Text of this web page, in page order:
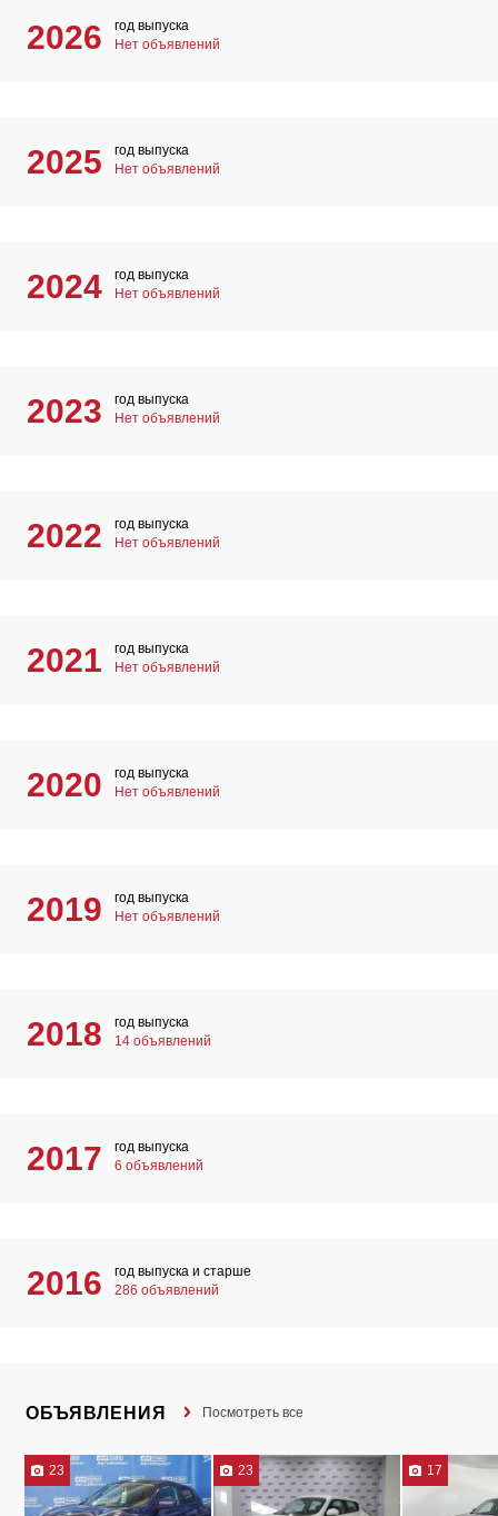
2026
год выпуска
Нет объявлений
2025
год выпуска
Нет объявлений
2024
год выпуска
Нет объявлений
2023
год выпуска
Нет объявлений
2022
год выпуска
Нет объявлений
2021
год выпуска
Нет объявлений
2020
год выпуска
Нет объявлений
2019
год выпуска
Нет объявлений
2018
год выпуска
14 объявлений
2017
год выпуска
6 объявлений
2016
год выпуска и старше
286 объявлений
ОБЪЯВЛЕНИЯ Посмотреть все
23 23 17